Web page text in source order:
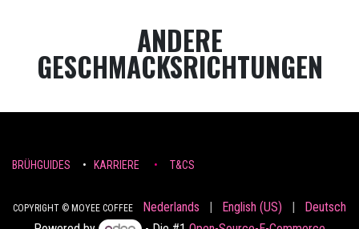
ANDERE
GESCHMACKSRICHTUNGEN
BRÜHGUIDES • KARRIERE • T&CS
COPYRIGHT © MOYEE COFFEE Nederlands | English (US) |
Deutsch